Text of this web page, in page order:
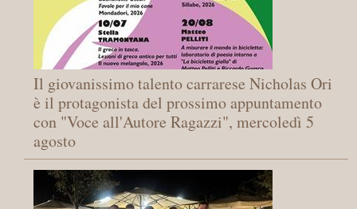
Il giovanissimo talento carrarese Nicholas Ori
è il protagonista del prossimo appuntamento
con "Voce all'Autore Ragazzi", mercoledì 5
agosto